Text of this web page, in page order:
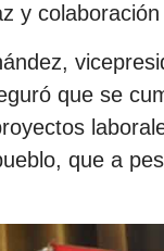
y
que se
que a